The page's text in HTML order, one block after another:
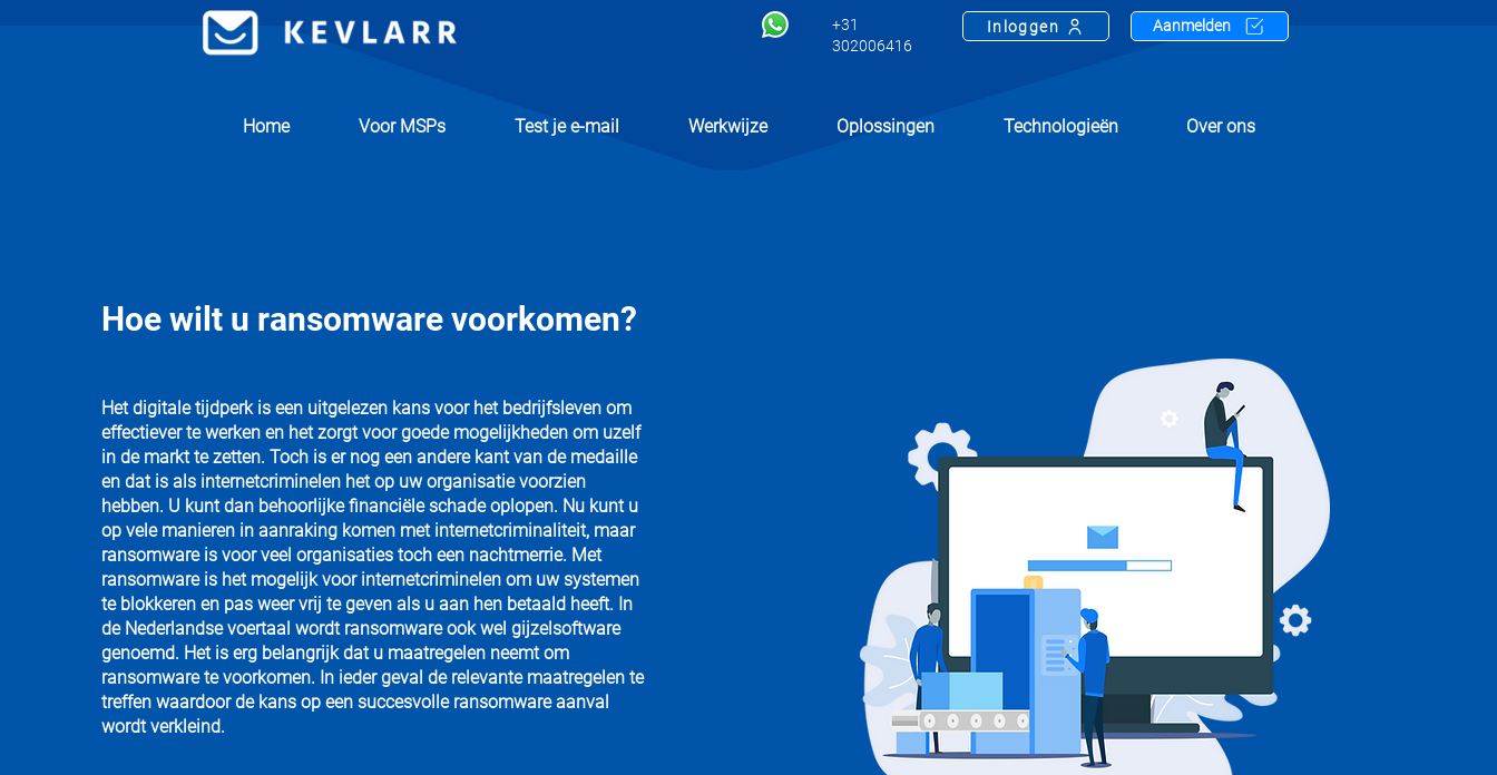
+31
302006416
Inloggen Aanmelden
Home Voor MSPs Test je e-mail Werkwijze Oplossingen Technologieën Over ons
Hoe wilt u ransomware voorkomen?
Het digitale tijdperk is een uitgelezen kans voor het bedrijfsleven om
effectiever te werken en het zorgt voor goede mogelijkheden om uzelf
in de markt te zetten. Toch is er nog een andere kant van de medaille
en dat is als internetcriminelen het op uw organisatie voorzien
hebben. U kunt dan behoorlijke financiële schade oplopen. Nu kunt u
op vele manieren in aanraking komen met internetcriminaliteit, maar
ransomware is voor veel organisaties toch een nachtmerrie. Met
ransomware is het mogelijk voor internetcriminelen om uw systemen
te blokkeren en pas weer vrij te geven als u aan hen betaald heeft. In
de Nederlandse voertaal wordt ransomware ook wel gijzelsoftware
genoemd. Het is erg belangrijk dat u maatregelen neemt om
ransomware te voorkomen. In ieder geval de relevante maatregelen te
treffen waardoor de kans op een succesvolle ransomware aanval
wordt verkleind.